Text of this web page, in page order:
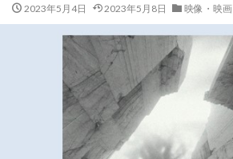
2023年5月4日 2023年5月8日 映像・映画